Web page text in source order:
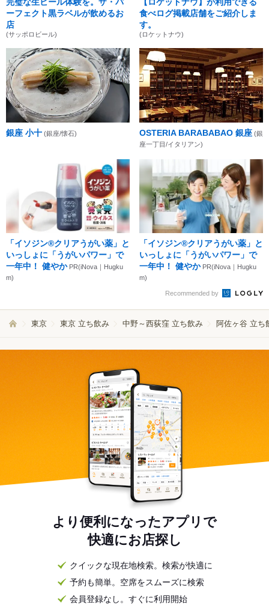
ーフェクト黒ラベルが飲めるお
店
(サッポロビール)
食べログ掲載店舗をご紹介しま
す。
(ロケットナウ)
銀座 小十 (銀座/懐石) OSTERIA BARABABAO 銀座 (銀
座一丁目/イタリアン)
「イソジン®クリアうがい薬」と
いっしょに「うがいパワー」で
一年中！ 健やか PR(iNova｜Hugku
m)
「イソジン®クリアうがい薬」と
いっしょに「うがいパワー」で
一年中！ 健やか PR(iNova｜Hugku
m)
Recommended by
東京 東京 立ち飲み 中野～西荻窪 立ち飲み 阿佐ヶ谷 立ち
より便利になったアプリで
快適にお店探し
クイックな現在地検索。検索が快適に
予約も簡単。空席をスムーズに検索
会員登録なし。すぐに利用開始